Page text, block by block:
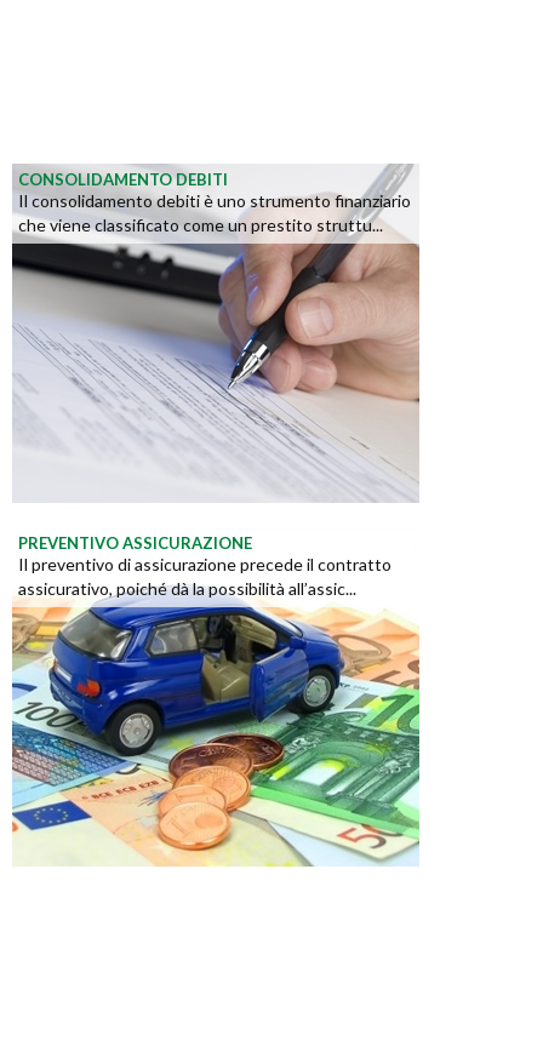
CONSOLIDAMENTO DEBITI
Il consolidamento debiti è uno strumento finanziario
che viene classificato come un prestito struttu...
PREVENTIVO ASSICURAZIONE
Il preventivo di assicurazione precede il contratto
assicurativo, poiché dà la possibilità all’assic...